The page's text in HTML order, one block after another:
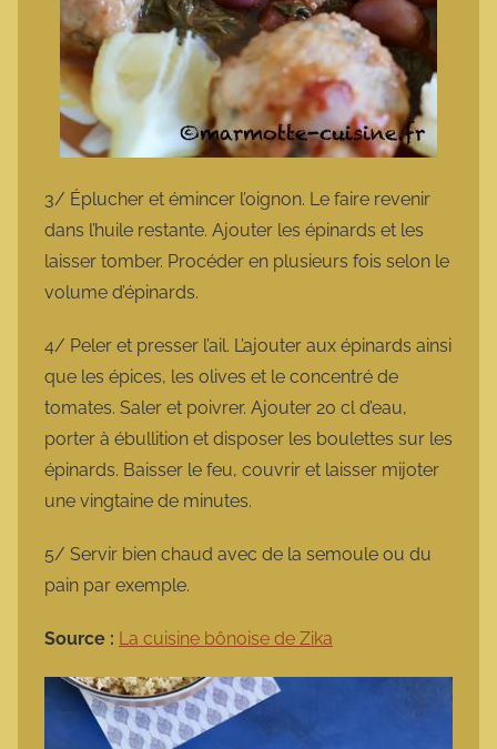
3/ Éplucher et émincer l’oignon. Le faire revenir
dans l’huile restante. Ajouter les épinards et les
laisser tomber. Procéder en plusieurs fois selon le
volume d’épinards.
4/ Peler et presser l’ail. L’ajouter aux épinards ainsi
que les épices, les olives et le concentré de
tomates. Saler et poivrer. Ajouter 20 cl d’eau,
porter à ébullition et disposer les boulettes sur les
épinards. Baisser le feu, couvrir et laisser mijoter
une vingtaine de minutes.
5/ Servir bien chaud avec de la semoule ou du
pain par exemple.
Source : La cuisine bônoise de Zika